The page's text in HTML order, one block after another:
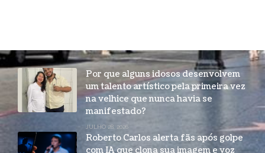
Por que alguns idosos desenvolvem
um talento artístico pela primeira vez
na velhice que nunca havia se
manifestado?
JULHO 28, 2026
Roberto Carlos alerta fãs após golpe
com IA que clona sua imagem e voz